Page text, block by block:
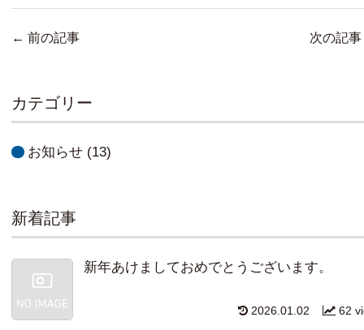
← 前の記事 次の記事
カテゴリー
お知らせ (13)
新着記事
新年あけましておめでとうございます。
62
2026.01.02